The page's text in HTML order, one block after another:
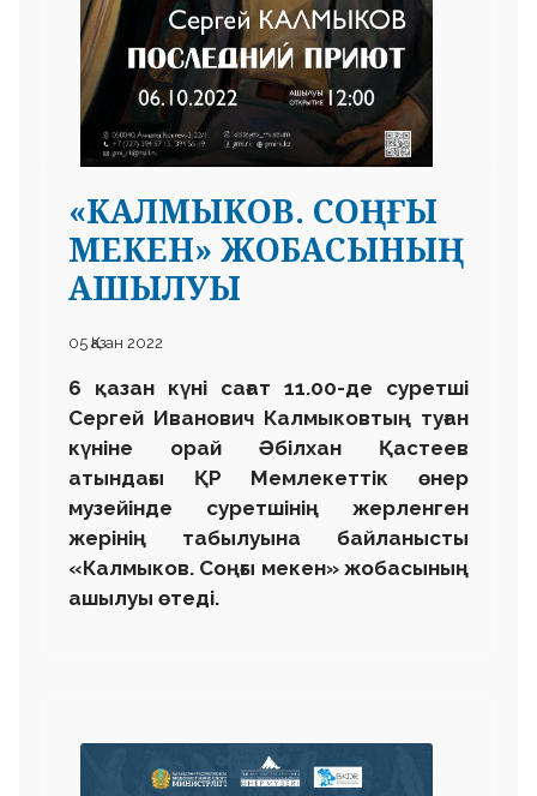
«КАЛМЫКОВ. СОҢҒЫ
МЕКЕН» ЖОБАСЫНЫҢ
АШЫЛУЫ
05 Қазан 2022
6 қазан күні сағат 11.00-де суретші
Сергей Иванович Калмыковтың туған
күніне орай Әбілхан Қастеев
атындағы ҚР Мемлекеттік өнер
музейінде суретшінің жерленген
жерінің табылуына байланысты
«Калмыков. Соңғы мекен» жобасының
ашылуы өтеді.